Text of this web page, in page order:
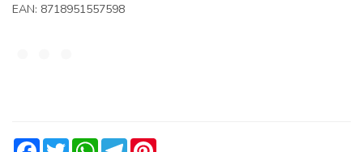
EAN: 8718951557598
FacebookTwitter WhatsApp
Telegram